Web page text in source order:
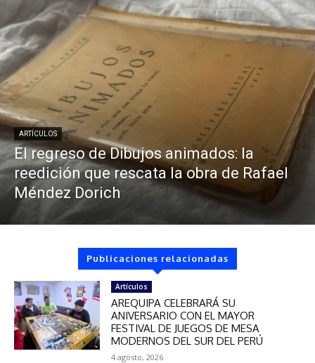
ARTÍCULOS
El regreso de Dibujos animados: la
reedición que rescata la obra de Rafael
Méndez Dorich
Publicaciones relacionadas
Artículos
AREQUIPA CELEBRARÁ SU
ANIVERSARIO CON EL MAYOR
FESTIVAL DE JUEGOS DE MESA
MODERNOS DEL SUR DEL PERÚ
4 agosto, 2026